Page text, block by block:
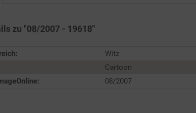
zu "08/2007 - 19618"
Witz
Cartoon
08/2007
Service